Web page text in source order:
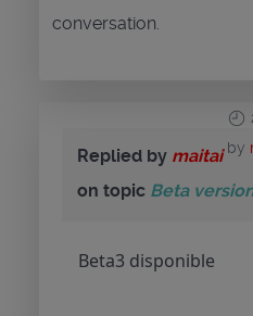
conversation.
by
Replied by maitai
on topic Beta
Beta3 disponible